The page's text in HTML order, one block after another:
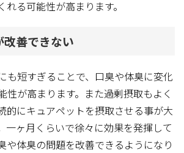
れる可能性が高まります。
善できない
も短すぎることで、口臭や体臭に変化
性が高まります。また過剰摂取もよく
的にキュアペットを摂取させる事が大
一ヶ月くらいで徐々に効果を発揮して
や体臭の問題を改善できるようになり